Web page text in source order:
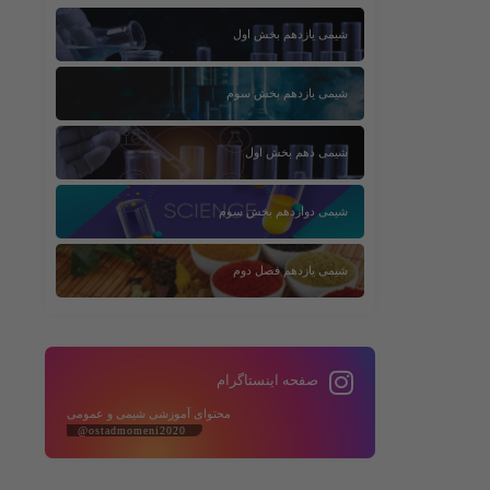
شیمی یازدهم بخش اول
شیمی یازدهم بخش سوم
شیمی دهم بخش اول
شیمی دوازدهم بخش سوم
شیمی یازدهم فصل دوم
صفحه اینستاگرام
محتوای آموزشی شیمی و عمومی
@ostadmomeni2020